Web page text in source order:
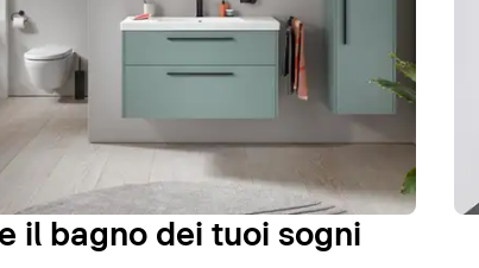
il bagno dei tuoi sogni